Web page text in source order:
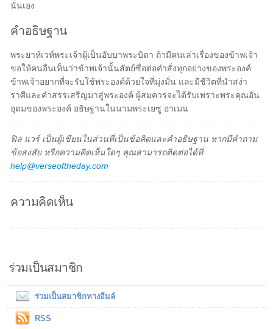
นั่นเอง
คำอธิษฐาน
พระยาห์เวห์พระเจ้าผู้เป็นอับบาพระบิดา ถ้ามีคนเล่าเรื่องของข้าพเจ้า
ขอให้คนอื่นเห็นว่าข้าพเจ้านั้นสัตย์ซื่อต่อคำสั่งทุกอย่างของพระองค์
ข้าพเจ้าอยากที่จะรับใช้พระองค์ด้วยใจที่มุ่งมั่น และมีชีวิตที่นำสง่า
ราศีและคำสรรเสริญมาสู่พระองค์ ผู้สมควรจะได้รับเพราะพระคุณอัน
อุดมของพระองค์ อธิษฐานในนามพระเยซู อาเมน
ฟิล แวร์ เป็นผู้เขียนในส่วนที่เป็นข้อคิดและคำอธิษฐาน หากมีคำถาม
ข้อสงสัย หรือความคิดเห็นใดๆ คุณสามารถติดต่อได้ที่
help@verseoftheday.com
ความคิดเห็น
ร่วมเป็นสมาชิก
ร่วมเป็นสมาชิกทางอีมล์
RSS